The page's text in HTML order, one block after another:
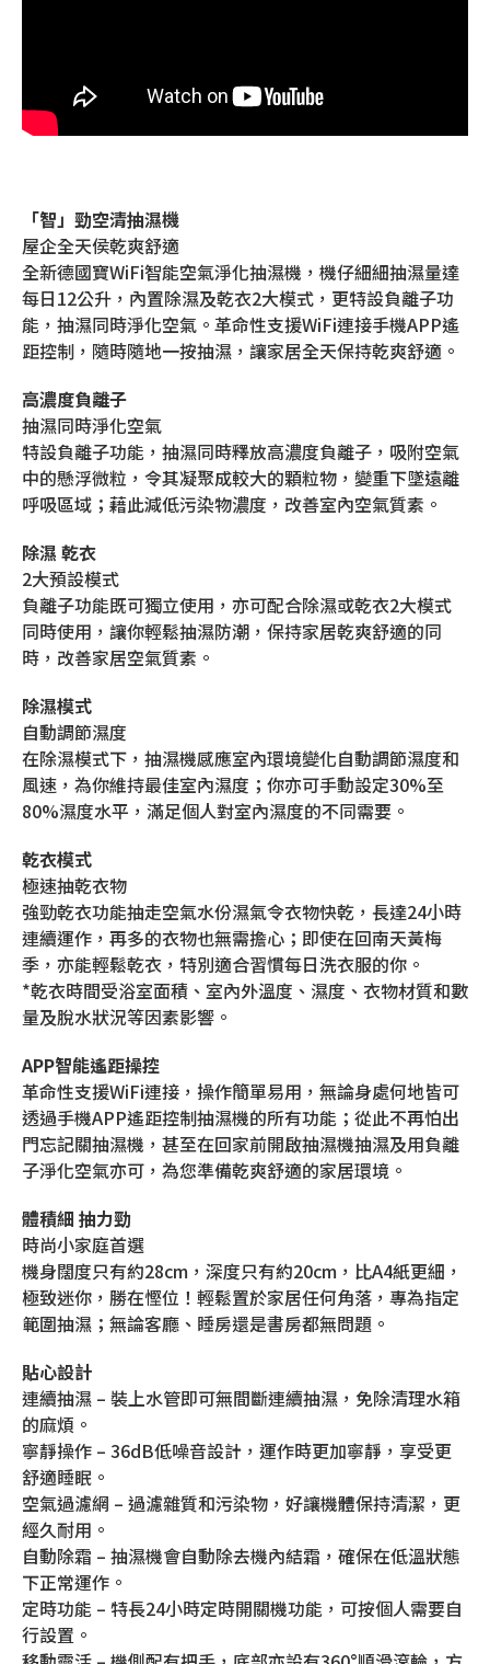
「智」勁空清抽濕機
屋企全天侯乾爽舒適
全新德國寶WiFi智能空氣淨化抽濕機，機仔細細抽濕量達
每日12公升，內置除濕及乾衣2大模式，更特設負離子功
能，抽濕同時淨化空氣。革命性支援WiFi連接手機APP遙
距控制，隨時隨地一按抽濕，讓家居全天保持乾爽舒適。
高濃度負離子
抽濕同時淨化空氣
特設負離子功能，抽濕同時釋放高濃度負離子，吸附空氣
中的懸浮微粒，令其凝聚成較大的顆粒物，變重下墜遠離
呼吸區域；藉此減低污染物濃度，改善室內空氣質素。
除濕 乾衣
2大預設模式
負離子功能既可獨立使用，亦可配合除濕或乾衣2大模式
同時使用，讓你輕鬆抽濕防潮，保持家居乾爽舒適的同
時，改善家居空氣質素。
除濕模式
自動調節濕度
在除濕模式下，抽濕機感應室內環境變化自動調節濕度和
風速，為你維持最佳室內濕度；你亦可手動設定30%至
80%濕度水平，滿足個人對室內濕度的不同需要。
乾衣模式
極速抽乾衣物
強勁乾衣功能抽走空氣水份濕氣令衣物快乾，長達24小時
連續運作，再多的衣物也無需擔心；即使在回南天黃梅
季，亦能輕鬆乾衣，特別適合習慣每日洗衣服的你。
*乾衣時間受浴室面積、室內外溫度、濕度、衣物材質和數
量及脫水狀況等因素影響。
APP智能遙距操控
革命性支援WiFi連接，操作簡單易用，無論身處何地皆可
透過手機APP遙距控制抽濕機的所有功能；從此不再怕出
門忘記關抽濕機，甚至在回家前開啟抽濕機抽濕及用負離
子淨化空氣亦可，為您準備乾爽舒適的家居環境。
體積細 抽力勁
時尚小家庭首選
機身闊度只有約28cm，深度只有約20cm，比A4紙更細，
極致迷你，勝在慳位！輕鬆置於家居任何角落，專為指定
範圍抽濕；無論客廳、睡房還是書房都無問題。
貼心設計
連續抽濕 – 裝上水管即可無間斷連續抽濕，免除清理水箱
的麻煩。
寧靜操作 – 36dB低噪音設計，運作時更加寧靜，享受更
舒適睡眠。
空氣過濾網 – 過濾雜質和污染物，好讓機體保持清潔，更
經久耐用。
自動除霜 – 抽濕機會自動除去機內結霜，確保在低溫狀態
下正常運作。
定時功能 – 特長24小時定時開關機功能，可按個人需要自
行設置。